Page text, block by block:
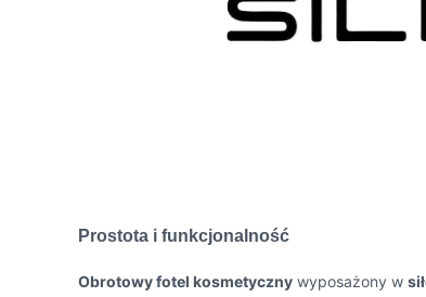
Prostota i funkcjonalność
Obrotowy fotel kosmetyczny wyposażony w